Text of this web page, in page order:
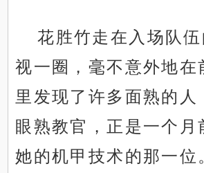
花胜竹走在入场队
视一圈，毫不意外地在
里发现了许多面熟的人
眼熟教官，正是一个月
她的机甲技术的那一位